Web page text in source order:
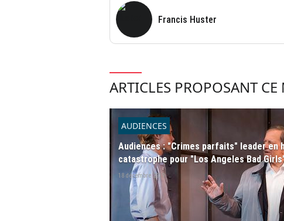
Francis Huster
ARTICLES PROPOSANT
AUDIENCES
Audiences : "Crimes parfaits" leader en
catastrophe pour "Los Angeles Bad
18 décembre 2019